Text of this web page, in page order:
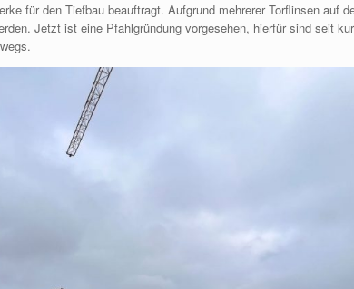
für den Tiefbau beauftragt. Aufgrund mehrerer Torflinsen auf
Jetzt ist eine Pfahlgründung vorgesehen, hierfür sind seit